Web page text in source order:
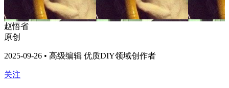
赵悟省
原创
2025-09-26 • 高级编辑 优质DIY领域创作者
关注